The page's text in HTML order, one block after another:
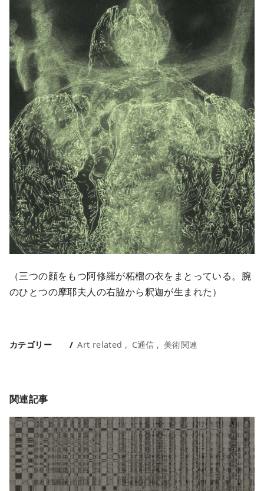
（三つの顔をもつ阿修羅が柘榴の衣をまとっている。腕
のひとつの摩耶夫人の右脇から釈迦が生まれた）
カテゴリー Art related C通信 美術関連
関連記事